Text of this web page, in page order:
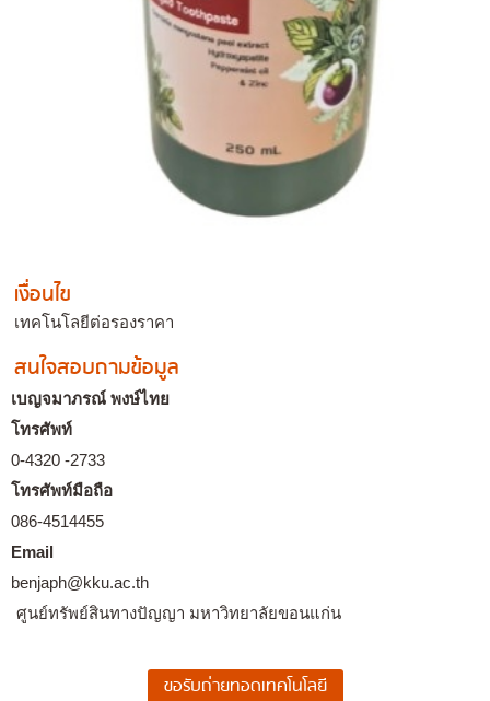
เงื่อนไข
เทคโนโลยีต่อรองราคา
สนใจสอบถามข้อมูล
เบญจมาภรณ์ พงษ์ไทย
โทรศัพท์
0-4320 -2733
โทรศัพท์มือถือ
086-4514455
Email
benjaph@kku.ac.th
ศูนย์ทรัพย์สินทางปัญญา มหาวิทยาลัยขอนแก่น